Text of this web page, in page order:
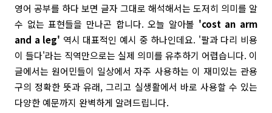
영어 공부를 하다 보면 글자 그대로 해석해서는 도저히 의미를 알
수 없는 표현들을 만나곤 합니다. 오늘 알아볼 'cost an arm
and a leg' 역시 대표적인 예시 중 하나인데요. '팔과 다리 비용
이 들다'라는 직역만으로는 실제 의미를 유추하기 어렵습니다. 이
글에서는 원어민들이 일상에서 자주 사용하는 이 재미있는 관용
구의 정확한 뜻과 유래, 그리고 실생활에서 바로 사용할 수 있는
다양한 예문까지 완벽하게 알려드립니다.